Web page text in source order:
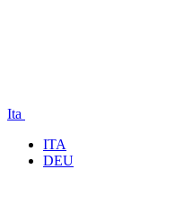
Ita
ITA
DEU